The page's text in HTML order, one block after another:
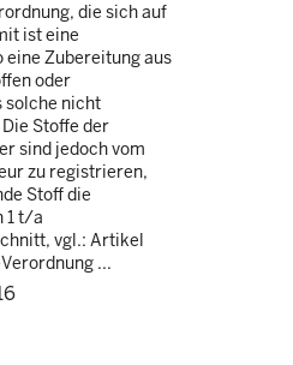
die sich auf
ist eine
eine Zubereitung aus
oder
solche nicht
Stoffe der
sind jedoch vom
zu registrieren,
Stoff die
1 t/a
vgl.: Artikel
...